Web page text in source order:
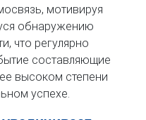
мотивируя
обнаружению
что регулярно
составляющие
высоком степени
успехе.